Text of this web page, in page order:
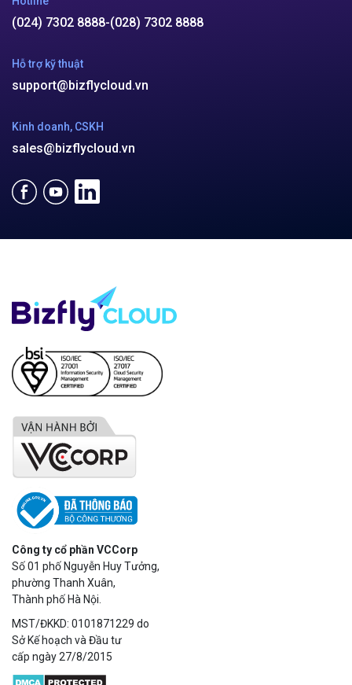
(024) 7302 8888-(028) 7302 8888
Hỗ trợ kỹ thuật
support@bizflycloud.vn
Kinh doanh, CSKH
sales@bizflycloud.vn
Công ty cổ phần VCCorp
Số 01 phố Nguyễn Huy Tưởng,
phường Thanh Xuân,
Thành phố Hà Nội.
MST/ĐKKD: 0101871229 do
Sở Kế hoạch và Đầu tư
cấp ngày 27/8/2015